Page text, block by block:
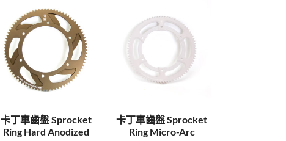
卡丁車齒盤 Sprocket
Ring Hard Anodized
卡丁車齒盤 Sprocket
Ring Micro-Arc